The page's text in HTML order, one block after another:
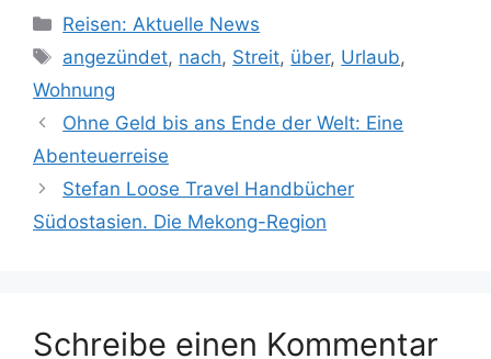
Kategorien
Reisen: Aktuelle News
Schlagwörter
angezündet, nach, Streit, über, Urlaub,
Wohnung
Ohne Geld bis ans Ende der Welt: Eine
Abenteuerreise
Stefan Loose Travel Handbücher
Südostasien. Die Mekong-Region
Schreibe einen Kommentar